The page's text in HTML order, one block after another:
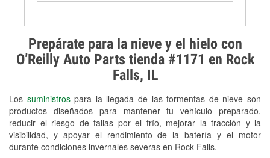
Prepárate para la nieve y el hielo con
O’Reilly Auto Parts tienda #1171 en Rock
Falls, IL
Los suministrospara la llegada de las tormentas de nieve son
productos diseñados para mantener tu vehículo preparado,
reducir el riesgo de fallas por el frío, mejorar la tracción y la
visibilidad, y apoyar el rendimiento de la batería y el motor
durante condiciones invernales severas en Rock Falls.
Prueba de alternadores y
arrancadores
Revisión de la luz "Check Engine"
Reciclaje de baterías y aceite
Instalación de bombillas de faros
Instalación de limpiaparabrisas